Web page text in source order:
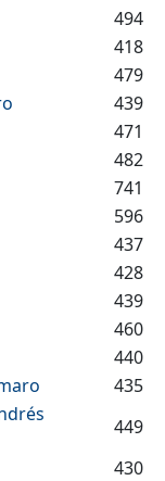
494
418
479
439
471
482
741
596
437
428
439
460
440
435
449
430